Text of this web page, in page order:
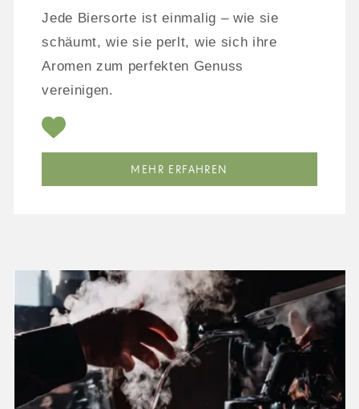
Jede Biersorte ist einmalig – wie sie
schäumt, wie sie perlt, wie sich ihre
Aromen zum perfekten Genuss
vereinigen.
MEHR ERFAHREN